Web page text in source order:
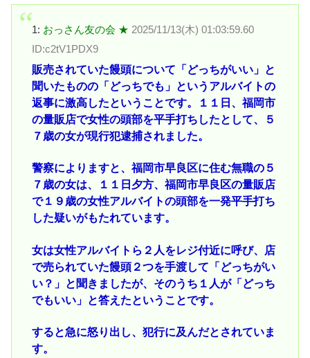
1: おっさん友の会 ★ 2025/11/13(木) 01:03:59.60
ID:c2tV1PDX9
販売されていた饅頭について「どっちがいい」と
聞いたものの「どっちでも」というアルバイトの
返事に激高したということです。１１日、福岡市
の量販店で女性の頭部を平手打ちしたとして、５
７歳の女が現行犯逮捕されました。
警察によりますと、福岡市早良区に住む無職の５
７歳の女は、１１日夕方、福岡市早良区の量販店
で１９歳の女性アルバイトの頭部を一発平手打ち
した疑いがもたれています。
女は女性アルバイトら２人をレジ付近に呼び、店
で売られていた饅頭２つを手渡して「どっちがい
い？」と聞きましたが、そのうち１人が「どっち
でもいい」と答えたということです。
すると急に怒り出し、犯行に及んだとされていま
す。